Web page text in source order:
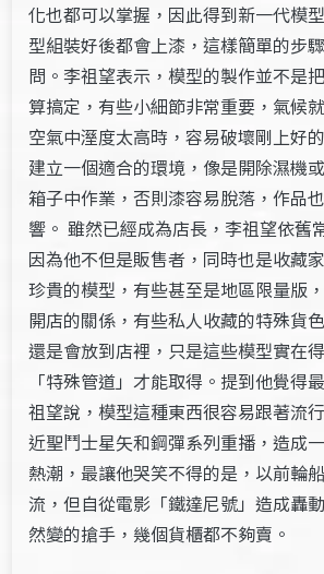
化也都可以掌握，因此得到新一代模
型組裝好後都會上漆，這樣簡單的步
問。李祖望表示，模型的製作並不是
算搞定，有些小細節非常重要，氣候
空氣中溼度太高時，容易破壞剛上好
建立一個適合的環境，像是開除濕機
箱子中作業，否則漆容易脫落，作品
響。 雖然已經成為店長，李祖望依舊
因為他不但是販售者，同時也是收藏
珍貴的模型，有些甚至是地區限量版
開店的關係，有些私人收藏的特殊貨
還是會放到店裡，只是這些模型實在
「特殊管道」才能取得。提到他覺得
祖望說，模型這種東西很容易跟著流
近聖鬥士星矢和鋼彈系列重播，造成
熱潮，最讓他哭笑不得的是，以前輪
流，但自從電影「鐵達尼號」造成轟
然變的搶手，幾個貨櫃都不夠賣。